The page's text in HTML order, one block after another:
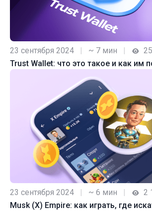
23 сентября 2024 | ~ 7 мин |
Trust Wallet: что это такое и как им
23 сентября 2024 | ~ 6 мин |
2
Musk (X) Empire: как играть, где